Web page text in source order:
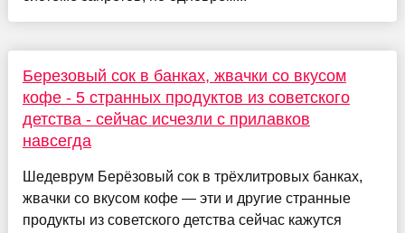
Березовый сок в банках, жвачки со вкусом
кофе - 5 странных продуктов из советского
детства - сейчас исчезли с прилавков
навсегда
Шедеврум Берёзовый сок в трёхлитровых банках,
жвачки со вкусом кофе — эти и другие странные
продукты из советского детства сейчас кажутся